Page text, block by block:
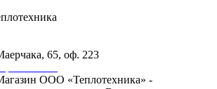
65, оф. 223
ООО «Теплотехника» -